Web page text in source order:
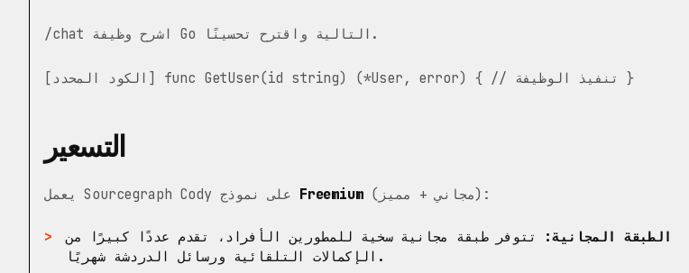
/chat اشرح وظيفة Go التالية واقترح تحسينًا.
[الكود المحدد] func GetUser(id string) (*User, error) { // تنفيذ الوظيفة }
التسعير
Freemium (مجاني + مميز):
الطبقة المجانية:
تتوفر طبقة مجانية سخية للمطورين الأفراد، تقدم عددًا كبيرًا من
الإكمالات التلقائية ورسائل الدردشة شهريًا.